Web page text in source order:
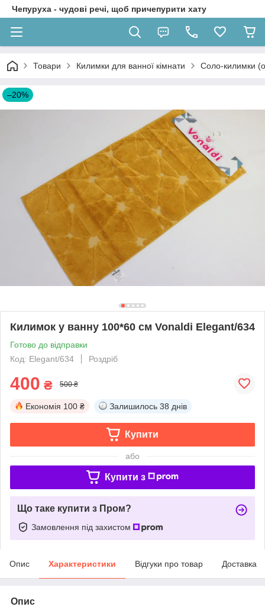
Чепуруха - чудовi речi, щоб причепурити хату
Товари Килимки для ванної кімнати Соло-килимки
–20%
Килимок у ванну 100*60 см Vonaldi Elegant/634
Готово до відправки
Код: Elegant/634
Роздріб
400 ₴ 500 ₴
Економія 100 ₴ Залишилось 38 днів
Купити
або
Купити з
Що таке купити з Пром?
Замовлення під захистом
Опис Характеристики Відгуки про товар Доставка
Опис